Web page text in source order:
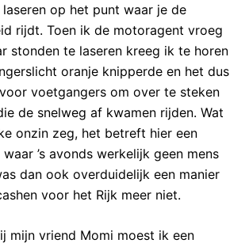
op het punt waar je de
rijdt. Toen ik de motoragent vroeg
stonden te laseren kreeg ik te horen
oranje knipperde en het dus
voetgangers om over te steken
de snelweg af kwamen rijden. Wat
onzin zeg, het betreft hier een
’s avonds werkelijk geen mens
dan ook overduidelijk een manier
voor het Rijk meer niet.
mijn vriend Momi moest ik een